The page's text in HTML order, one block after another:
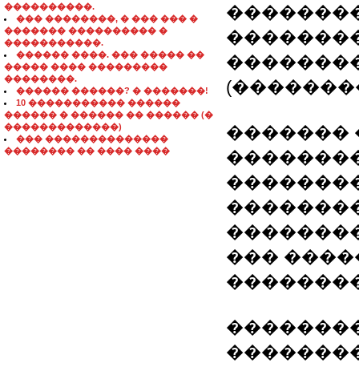
����������.
��� ��������, � ��� ��� �
������� ���������� �
�����������.
������ ����. ��� ����� ��
����� ���� ���������
��������.
������ ������? � �������!
10 ����������� ������
������ � ������ �� ������ (�
�������������)
��� ��������������
�������� �� ���� ����
�������
���